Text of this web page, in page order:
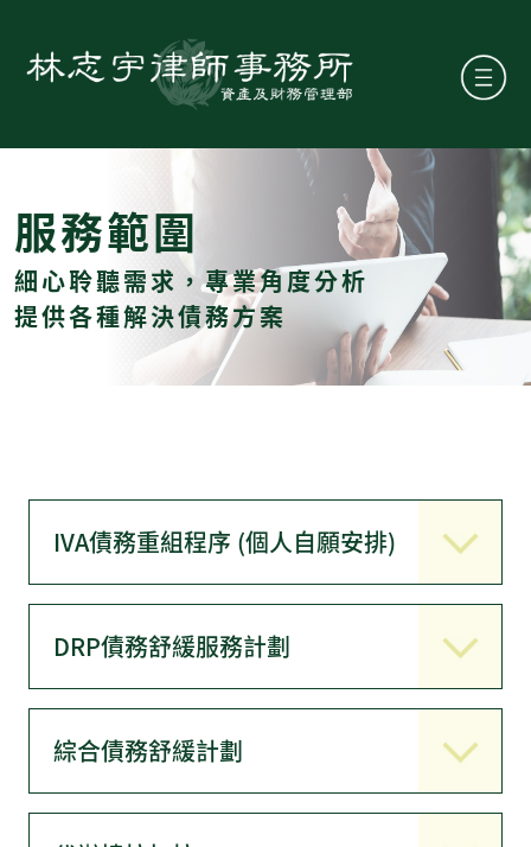
服務範圍
細心聆聽需求，專業角度分析
提供各種解決債務方案
IVA債務重組程序 (個人自願安排)
DRP債務舒緩服務計劃
綜合債務舒緩計劃